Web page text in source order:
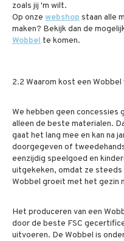
zoals jij 'm wilt.
Op onze webshop staan alle
maken? Bekijk dan de
Wobbel te komen.
2.2 Waarom kost een
We hebben geen concessies
alleen de beste materialen.
gaat het lang mee en kan na
doorgegeven of
eenzijdig speelgoed en
uitgekeken, omdat ze steeds
Wobbel groeit met het gezin
Het produceren van een
door de beste FSC
uitvoeren. De Wobbel is